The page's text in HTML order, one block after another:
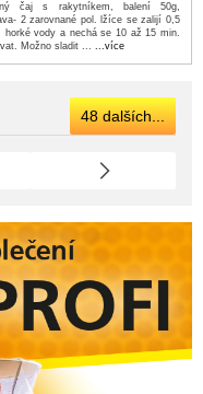
čaj s rakytníkem, balení 50g,
2 zarovnané pol. lžíce se zalijí 0,5
horké vody a nechá se 10 až 15 min.
Možno sladit ... ...více
48 dalších...